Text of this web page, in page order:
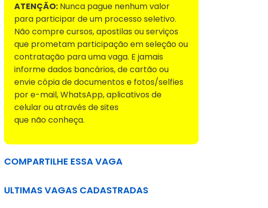
ATENÇÃO: Nunca pague nenhum valor
para participar de um processo seletivo.
Não compre cursos, apostilas ou serviços
que prometam participação em seleção ou
contratação para uma vaga. E jamais
informe dados bancários, de cartão ou
envie cópia de documentos e fotos/selfies
por e-mail, WhatsApp, aplicativos de
celular ou através de sites
que não conheça.
COMPARTILHE ESSA VAGA
ULTIMAS VAGAS CADASTRADAS